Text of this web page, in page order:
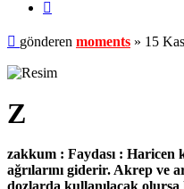
Mesaj
gönderen moments » 15
Z
zakkum : Faydası : Haricen
ağrılarını giderir. Akrep ve